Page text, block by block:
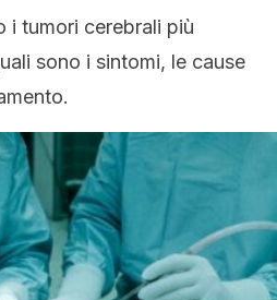
i tumori cerebrali più
sono i sintomi, le cause